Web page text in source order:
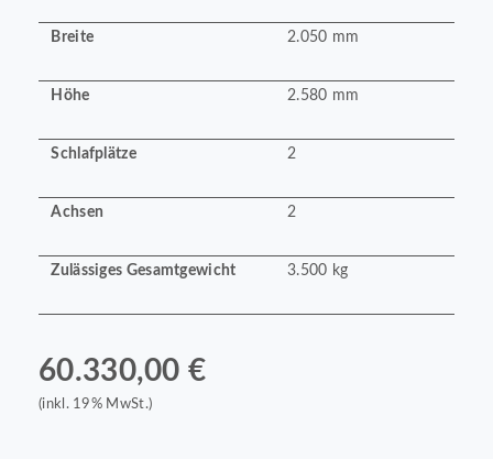
Breite 2.050 mm
Höhe 2.580 mm
Schlafplätze 2
Achsen 2
Zulässiges Gesamtgewicht 3.500 kg
60.330,00 €
(inkl. 19% MwSt.)